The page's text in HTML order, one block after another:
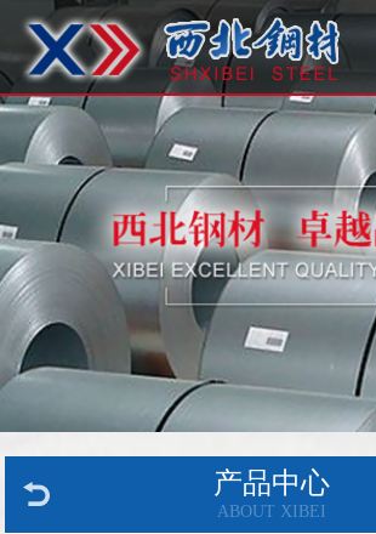
产品中心
ABOUT XIBEI